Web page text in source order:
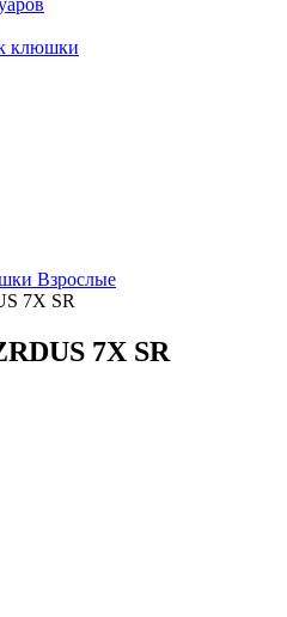
клюшки
Взрослые
7X SR
7X SR